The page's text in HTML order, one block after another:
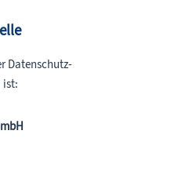
Datenschutz-
ist: